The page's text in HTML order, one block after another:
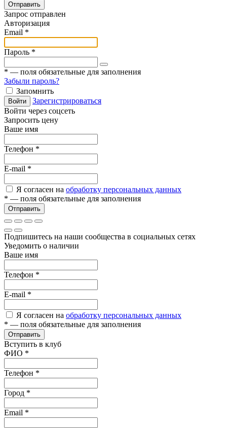
Отправить
Запрос отправлен
Авторизация
Email *
Пароль *
* — поля обязательные для заполнения
Забыли пароль?
Запомнить
Войти
Зарегистрироваться
Войти через соцсеть
Запросить цену
Ваше имя
Телефон *
E-mail *
Я согласен на обработку персональных данных
* — поля обязательные для заполнения
Отправить
Подпишитесь на наши сообщества в социальных сетях
Уведомить о наличии
Ваше имя
Телефон *
E-mail *
Я согласен на обработку персональных данных
* — поля обязательные для заполнения
Отправить
Вступить в клуб
ФИО *
Телефон *
Город *
Email *